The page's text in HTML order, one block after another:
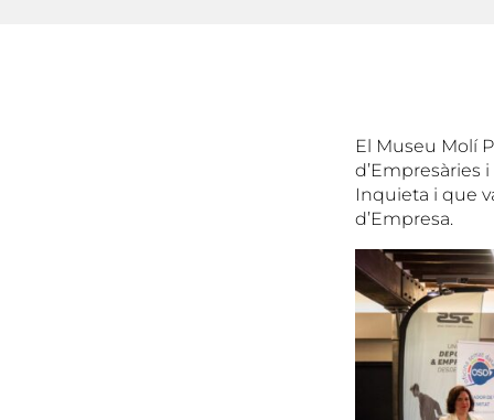
El Museu Molí
d’Empresàries
Inquieta i que
d’Empresa.